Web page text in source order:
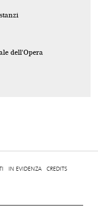
dell'Opera
IN EVIDENZA CREDITS